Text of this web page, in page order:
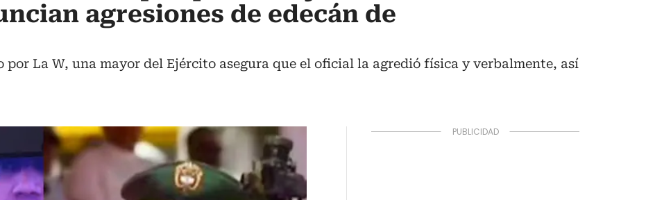
agresiones de edecán de
por La W, una mayor del Ejército asegura que el oficial la agredió física y verbalmente, así